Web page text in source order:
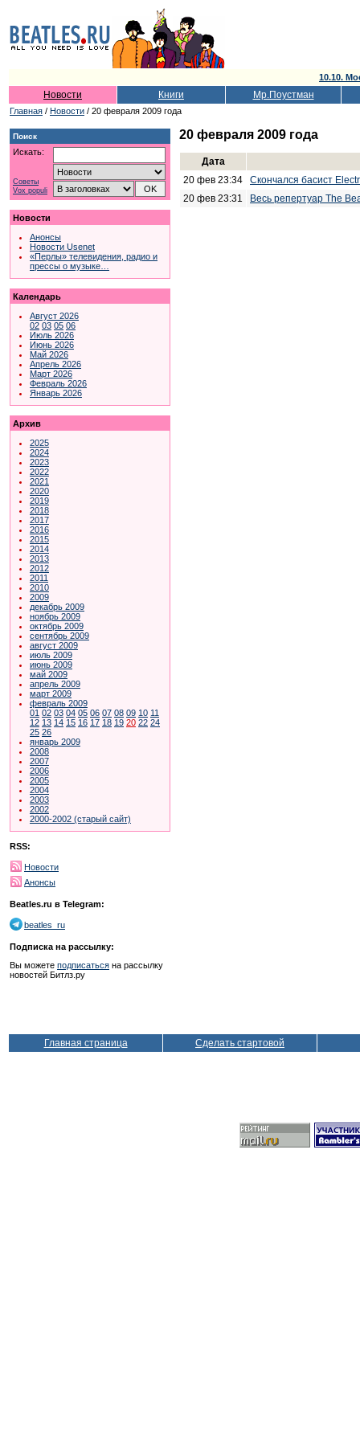
10.10.
Новости Книги Мр.Поустман
Главная / Новости / 20 февраля 2009 года
Поиск
Искать:
Советы
Vox populi
Новости
Анонсы
Новости Usenet
«Перлы» телевидения, радио и
прессы о музыке…
Календарь
Август 2026
02 03 05 06
Июль 2026
Июнь 2026
Май 2026
Апрель 2026
Март 2026
Февраль 2026
Январь 2026
Архив
2025
2024
2023
2022
2021
2020
2019
2018
2017
2016
2015
2014
2013
2012
2011
2010
2009
декабрь 2009
ноябрь 2009
октябрь 2009
сентябрь 2009
август 2009
июль 2009
июнь 2009
май 2009
апрель 2009
март 2009
февраль 2009
01 02 03 04 05 06 07 08 09 10 11
12 13 14 15 16 17 18 19 20 22 24
25 26
январь 2009
2008
2007
2006
2005
2004
2003
2002
2000-2002 (старый сайт)
RSS:
Новости
Анонсы
Beatles.ru в Telegram:
beatles_ru
Подписка на рассылку:
Вы можете подписаться на рассылку
новостей Битлз.ру
20 февраля 2009 года
Дата
20 фев 23:34
Скончался басист
20 фев 23:31
Весь репертуар The
Главная страница Сделать стартовой